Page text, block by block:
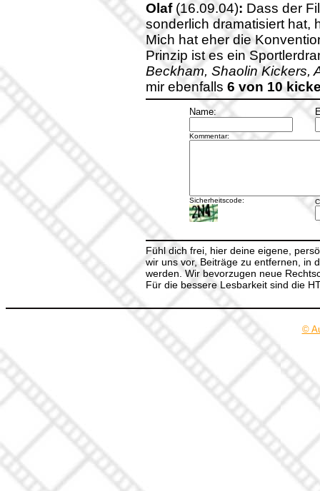
Olaf(16.09.04): Dass der
sonderlich dramatisiert hat,
Mich hat eher die
Prinzip ist es ein
Beckham, Shaolin Kickers,
mir ebenfalls 6 von 10
Name:
Kommentar:
Sicherheitscode:
Fühl dich frei, hier deine eigene,
wir uns vor, Beiträge zu entfernen, in
werden. Wir bevorzugen neue
Für die bessere Lesbarkeit sind die
©